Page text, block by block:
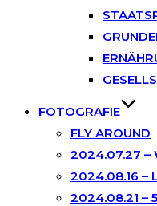
FOTOGRAFIE
FLY AROUND
2024.07.27 –
2024.08.16 –
2024.08.21 –